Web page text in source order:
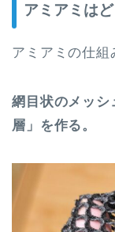
アミアミは
アミアミの仕組
網目状のメッシ
層」を作る。